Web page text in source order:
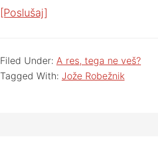
[Poslušaj]
Filed Under: A res, tega ne veš?
Tagged With: Jože Robežnik